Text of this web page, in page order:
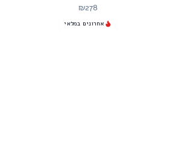
₪278
אחרונים במלאי